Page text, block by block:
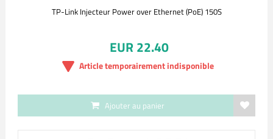
TP-Link Injecteur Power over Ethernet (PoE) 150S
EUR 22.40
Article temporairement indisponible
Ajouter au panier